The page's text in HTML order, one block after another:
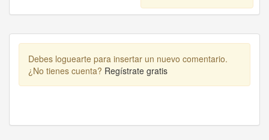
Debes loguearte para insertar un nuevo comentario.
¿No tienes cuenta? Regístrate gratis